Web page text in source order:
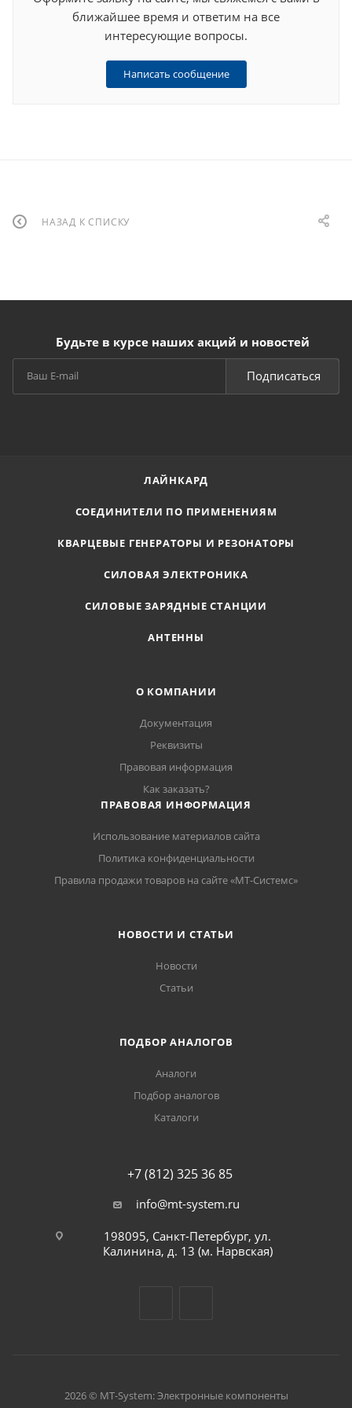
ближайшее время и ответим на все
интересующие вопросы.
Написать сообщение
НАЗАД К СПИСКУ
Будьте в курсе наших акций и новостей
Подписаться
ЛАЙНКАРД
СОЕДИНИТЕЛИ ПО ПРИМЕНЕНИЯМ
КВАРЦЕВЫЕ ГЕНЕРАТОРЫ И РЕЗОНАТОРЫ
СИЛОВАЯ ЭЛЕКТРОНИКА
СИЛОВЫЕ ЗАРЯДНЫЕ СТАНЦИИ
АНТЕННЫ
О КОМПАНИИ
Документация
Реквизиты
Правовая информация
Как заказать?
ПРАВОВАЯ ИНФОРМАЦИЯ
Использование материалов сайта
Политика конфиденциальности
Правила продажи товаров на сайте «МТ-Системс»
НОВОСТИ И СТАТЬИ
Новости
Статьи
ПОДБОР АНАЛОГОВ
Аналоги
Подбор аналогов
Каталоги
+7 (812) 325 36 85
info@mt-system.ru
198095, Санкт-Петербург, ул.
Калинина, д. 13 (м. Нарвская)
2026 © MT-System: Электронные компоненты